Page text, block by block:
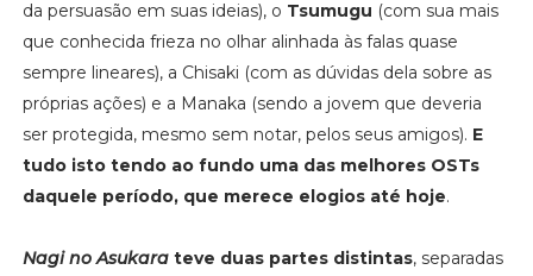
da persuasão em suas ideias), o Tsumugu (com sua mais
que conhecida frieza no olhar alinhada às falas quase
sempre lineares), a Chisaki (com as dúvidas dela sobre as
próprias ações) e a Manaka (sendo a jovem que deveria
ser protegida, mesmo sem notar, pelos seus amigos). E
tudo isto tendo ao fundo uma das melhores OSTs
daquele período, que merece elogios até hoje.
Nagi no Asukarateve duas partes distintas, separadas